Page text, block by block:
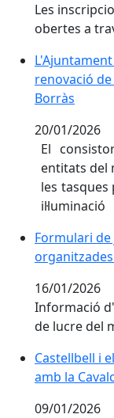
Les
obertes a
renovació
Borràs
20/01/2026
El
entitats del
les
il·luminació
Formulari
16/01/2026
Informació
de lucre del
Castellbell i
Castellbell i
amb la
09/01/2026